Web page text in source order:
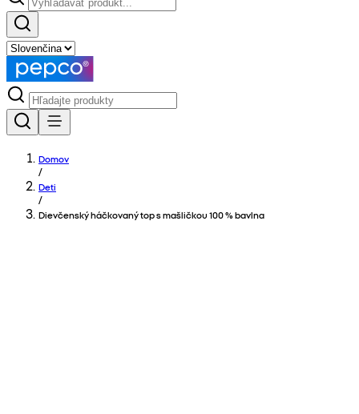
Domov
/
Deti
/
Dievčenský háčkovaný top s mašličkou 100 % bavlna